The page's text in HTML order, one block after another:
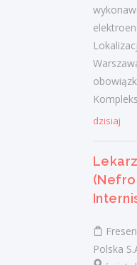
Lekarz
/
Fresenius
Zadania:
leczenie
oraz
chorych do...
dzisiaj
Polska